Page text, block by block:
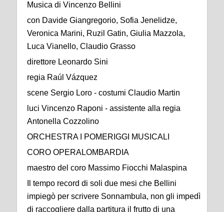
Musica di Vincenzo Bellini
con Davide Giangregorio, Sofia Jenelidze,
Veronica Marini, Ruzil Gatin, Giulia Mazzola,
Luca Vianello, Claudio Grasso
direttore Leonardo Sini
regia Raúl Vázquez
scene Sergio Loro - costumi Claudio Martin
luci Vincenzo Raponi - assistente alla regia
Antonella Cozzolino
ORCHESTRA I POMERIGGI MUSICALI
CORO OPERALOMBARDIA
maestro del coro Massimo Fiocchi Malaspina
Il tempo record di soli due mesi che Bellini
impiegò per scrivere Sonnambula, non gli impedì
di raccogliere dalla partitura il frutto di una